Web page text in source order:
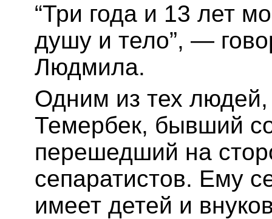
“Три года и 13 лет
душу и тело”, —
Людмила.
Одним из тех
Темербек, бывший
перешедший на
сепаратистов. Ему
имеет детей и